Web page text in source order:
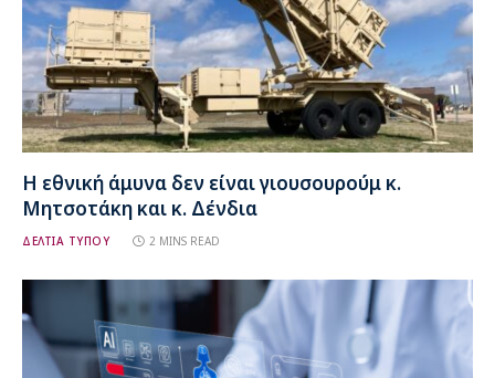
Η εθνική άμυνα δεν είναι γιουσουρούμ κ.
Μητσοτάκη και κ. Δένδια
ΔΕΛΤΙΑ ΤΥΠΟΥ 2 MINS READ